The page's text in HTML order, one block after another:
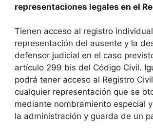
representaciones legales en el
Tienen acceso al registro
representación del ausente y la
defensor judicial en el caso
artículo 299 bis del Código Civil.
podrá tener acceso al Registro
cualquier representación que se
mediante nombramiento especial
la administración y guarda de un